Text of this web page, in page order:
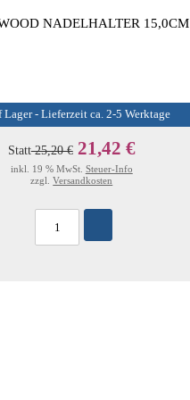
NADELHALTER 15,0CM
Lager - Lieferzeit ca. 2-5 Werktage
Statt25,20 € 21,42 €
inkl. 19 % MwSt. Steuer-Info
zzgl.Versandkosten